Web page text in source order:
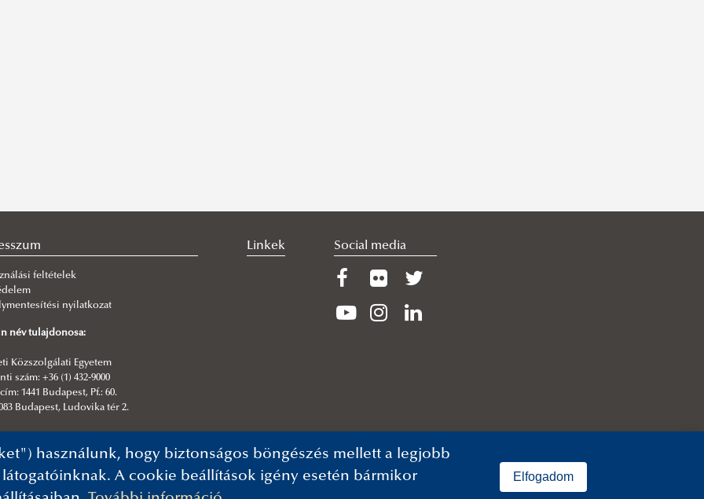
feltételek
nyilatkozat
név tulajdonosa:
Közszolgálati Egyetem
szám: +36 (1) 432-9000
1441 Budapest, Pf.: 60.
Budapest, Ludovika tér 2.
Igazgatóság| NKE Kommunikáció
Linkek Social media
használunk, hogy biztonságos böngészés mellett a legjobb
A cookie beállítások igény esetén bármikor
Elfogadom